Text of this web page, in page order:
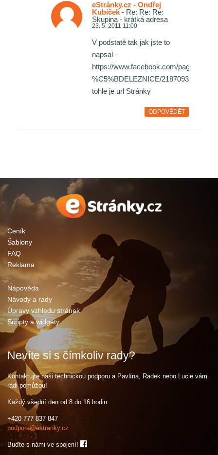
eStránky.cz - Ondřej
Kubíček - Re: Re: Re:
Skupina - krátká adresa
23. 5. 2011 11:00
V podstatě tak jak jste to
napsal -
https://www.facebook.com/pages/
%C5%BDELEZNICE/
tohle je url Stránky
ODPOVĚDĚT
Ceník
Šablony
FAQ
Reklama
Nápověda
Návody a rady
Úpravy vzhledu stránek
Scripty a widgety
Nevíte si s čímkoliv rady?
Kontaktujte naši technickou podporu a Pavlína, Radek nebo Lucie vám
rádi pomůžou!
Každý všední den od 8 do 16 hodin.
+420 777 837 847
podpora@estranky.cz
Buďte s námi ve spojení!